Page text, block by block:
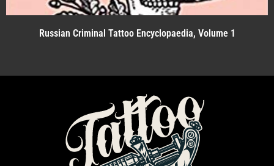
Russian Criminal Tattoo Encyclopaedia, Volume 1